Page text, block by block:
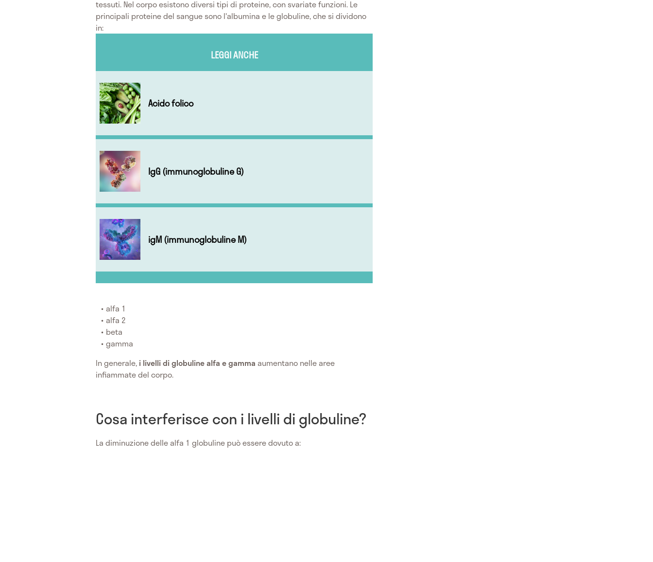
tessuti. Nel corpo esistono diversi tipi di proteine, con svariate funzioni. Le
principali proteine del sangue sono l'albumina e le globuline, che si dividono
in:
LEGGI ANCHE
Acido folico
IgG (immunoglobuline G)
igM (immunoglobuline M)
alfa 1
alfa 2
beta
gamma
In generale, i livelli di globuline alfa e gamma aumentano nelle aree
infiammate del corpo.
Cosa interferisce con i livelli di globuline?
La diminuzione delle alfa 1 globuline può essere dovuto a: